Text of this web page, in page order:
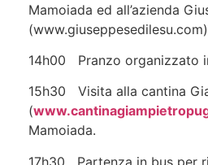
Mamoiada ed all’azienda
14h00 Pranzo organizzato
15h30 Visita alla cantina
(
Mamoiada.
17h30 Partenza in bus per